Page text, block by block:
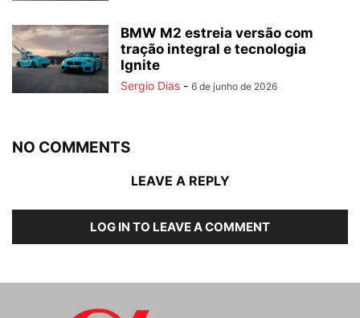
BMW M2 estreia versão com
tração integral e tecnologia
Ignite
Sergio Dias - 6 de junho de 2026
NO COMMENTS
LEAVE A REPLY
LOG IN TO LEAVE A COMMENT